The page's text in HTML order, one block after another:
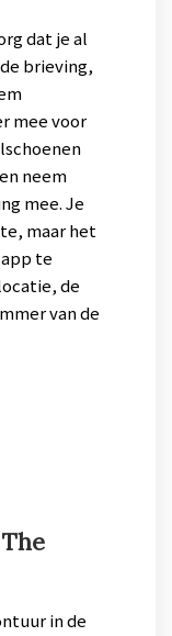
dat je al
brieving,
mee voor
neem
mee. Je
maar het
te
de
van de
in de